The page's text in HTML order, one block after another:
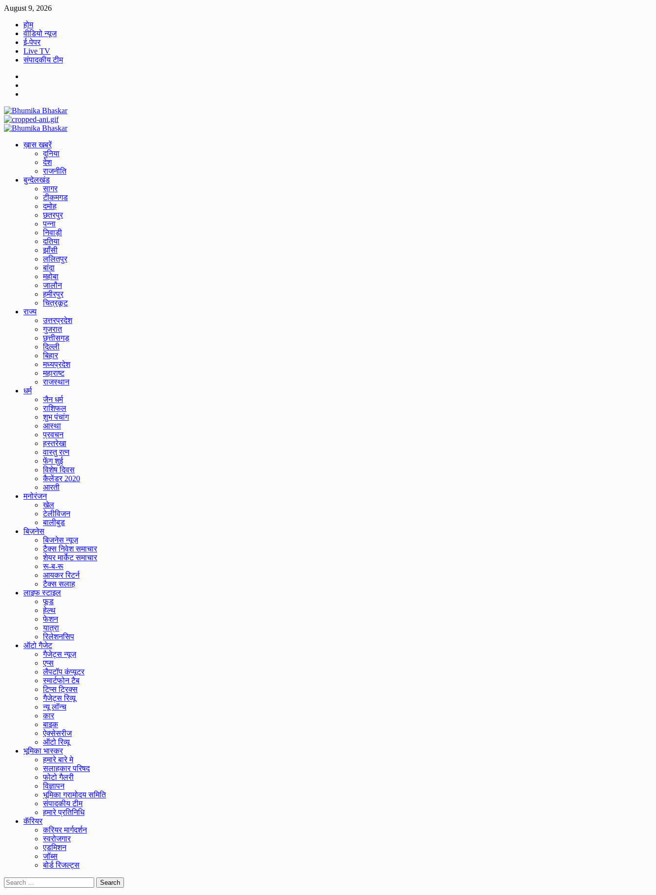
Skip
content
August 9, 2026
होम
वीडियो न्यूज
ई-पेपर
Live TV
संपादकीय टीम
Primary
ख़ास खबरें
दुनिया
देश
राजनीति
बुन्देलखंड
सागर
टीकमगड
दमोह
छतरपुर
पन्ना
निवाड़ी
दतिया
झाँसी
ललितपुर
बांदा
महोबा
जालौन
हमीरपुर
चित्रकूट
राज्य
उत्तरप्रदेश
गुजरात
छत्तीसगड़
दिल्ली
बिहार
मध्यप्रदेश
महाराष्ट
राजस्थान
धर्म
जैन धर्म
राशिफल
शुभ पंचांग
आस्था
प्रवचन
हस्तरेखा
वास्तु रत्न
फेंग शुई
विशेष दिवस
कैलेंडर 2020
आरती
मनोरंजन
खेल
टेलीविजन
बालीबुड
बिज़नेस
बिजनेस न्यूज़
टैक्स निवेश समाचार
शेयर मार्केट समाचार
रू-ब-रू
आयकर रिटर्न
टैक्स सलाह
लाइफ स्टाइल
फूड
हेल्थ
फेशन
यात्रा
रिलेशनसिप
ऑटो गैजेट
गैजेट्स न्यूज़
एप्स
लैपटॉप कंप्यूटर
स्मार्टफोन टैब
टिप्स ट्रिक्स
गैजेट्स रिव्यू
न्यू लॉन्च
कार
बाइक
ऐक्सेसरीज
ऑटो रिव्यू
भूमिका भास्कर
हमारे बारे मे
सलाहकार परिषद
फोटो गैलरी
विज्ञापन
भूमिका ग्रामोदय समिति
संपादकीय टीम
हमारे प्रतिनिधि
कॅरियर
करियर मार्गदर्शन
स्वरोजगार
एडमिशन
जॉब्स
बोर्ड रिजल्ट्स
Search
for: